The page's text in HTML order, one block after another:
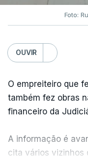
Foto:
OUVIR
O empreiteiro que
também fez obras
financeiro da
A informação é
cita vários vizinhos